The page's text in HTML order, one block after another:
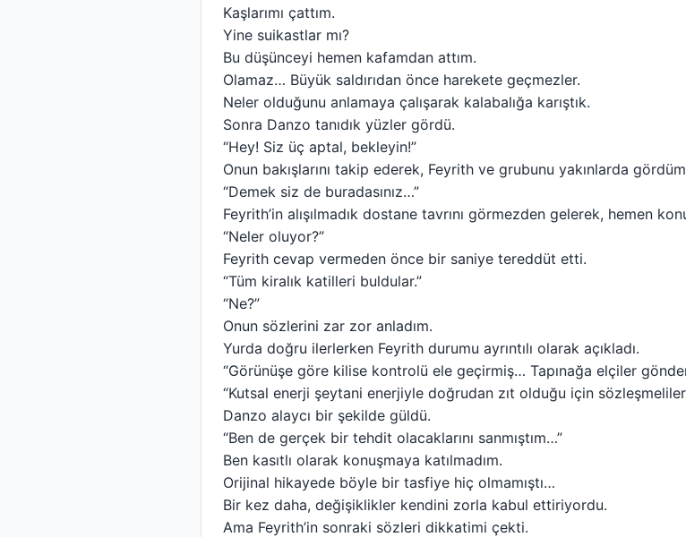
Kaşlarımı çattım.
Yine suikastlar mı?
Bu düşünceyi hemen kafamdan attım.
Olamaz… Büyük saldırıdan önce harekete geçmezler.
Neler olduğunu anlamaya çalışarak kalabalığa karıştık.
Sonra Danzo tanıdık yüzler gördü.
“Hey! Siz üç aptal, bekleyin!”
Onun bakışlarını takip ederek, Feyrith ve grubunu yakınlarda
“Demek siz de buradasınız…”
Feyrith’in alışılmadık dostane tavrını görmezden gelerek, hemen
“Neler oluyor?”
Feyrith cevap vermeden önce bir saniye tereddüt etti.
“Tüm kiralık katilleri buldular.”
“Ne?”
Onun sözlerini zar zor anladım.
Yurda doğru ilerlerken Feyrith durumu ayrıntılı olarak açıkladı.
“Görünüşe göre kilise kontrolü ele geçirmiş… Tapınağa elçiler
“Kutsal enerji şeytani enerjiyle doğrudan zıt olduğu için sözleşmeliler
Danzo alaycı bir şekilde güldü.
“Ben de gerçek bir tehdit olacaklarını sanmıştım…”
Ben kasıtlı olarak konuşmaya katılmadım.
Orijinal hikayede böyle bir tasfiye hiç olmamıştı…
Bir kez daha, değişiklikler kendini zorla kabul ettiriyordu.
Ama Feyrith’in sonraki sözleri dikkatimi çekti.